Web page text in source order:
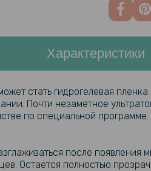
Характеристики
стать гидрогелевая
Почти незаметное
по специальной
после появления
Остается полностью